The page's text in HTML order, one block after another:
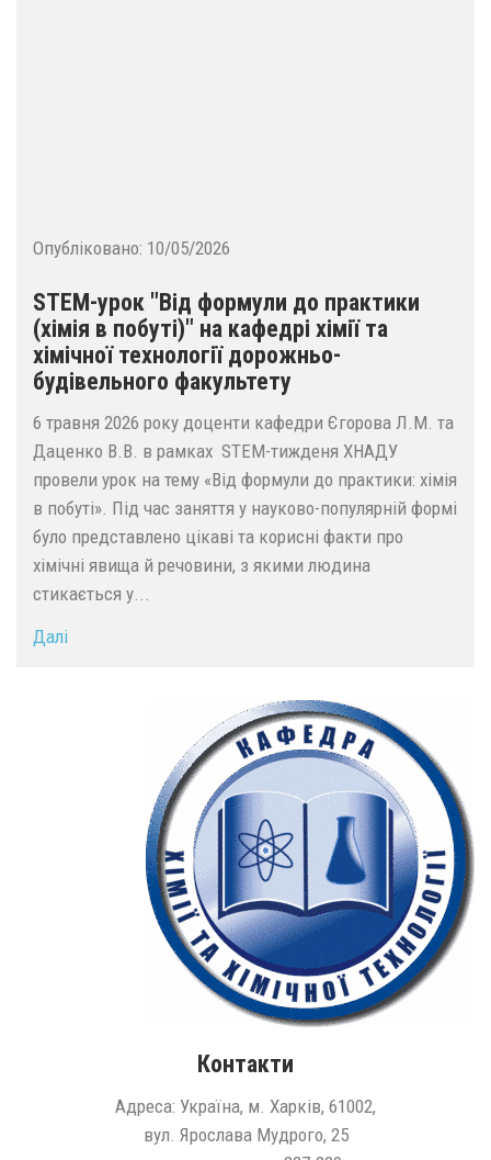
Опубліковано: 10/05/2026
STEM-урок "Від формули до практики
(хімія в побуті)" на кафедрі хімії та
хімічної технології дорожньо-
будівельного факультету
6 травня 2026 року доценти кафедри Єгорова Л.М. та
Даценко В.В. в рамках STEM-тижденя ХНАДУ
провели урок на тему «Від формули до практики: хімія
в побуті». Під час заняття у науково-популярній формі
було представлено цікаві та корисні факти про
хімічні явища й речовини, з якими людина
стикається у...
Далі
Контакти
Адреса: Україна, м. Харків, 61002,
вул. Ярослава Мудрого, 25